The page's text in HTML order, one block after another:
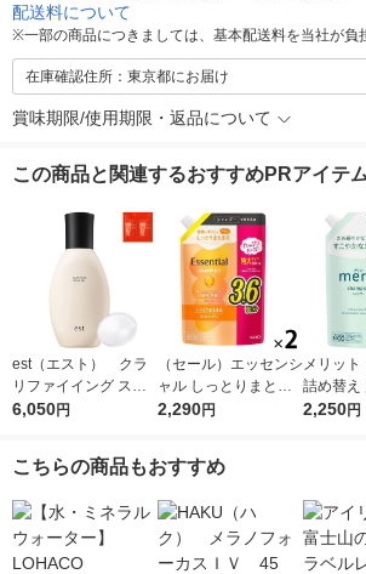
配送料について
※一部の商品につきましては、基本配送料を当社が負
在庫確認住所：東京都にお届け
賞味期限/使用期限・返品について
この商品と関連するおすすめPRアイテ
est（エスト） クラ
リファイイング スカ
ルプジェル 250g おま
6,050円
（セール）エッセンシ
ャル しっとりまとま
る シャンプー 詰め替
2,290円
メリット
詰め替え
ml 2個 花
2,250円
こちらの商品もおすすめ